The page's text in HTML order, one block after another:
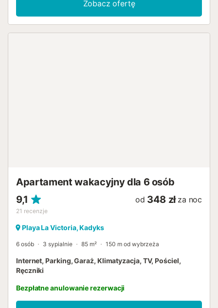
Zobacz ofertę
Apartament wakacyjny dla 6 osób
9,1
21 recenzje
od 348 zł za noc
Playa La Victoria, Kadyks
6 osób 3 sypialnie 85 m² 150 m od wybrzeża
Internet, Parking, Garaż, Klimatyzacja, TV, Pościel,
Ręczniki
Bezpłatne anulowanie rezerwacji